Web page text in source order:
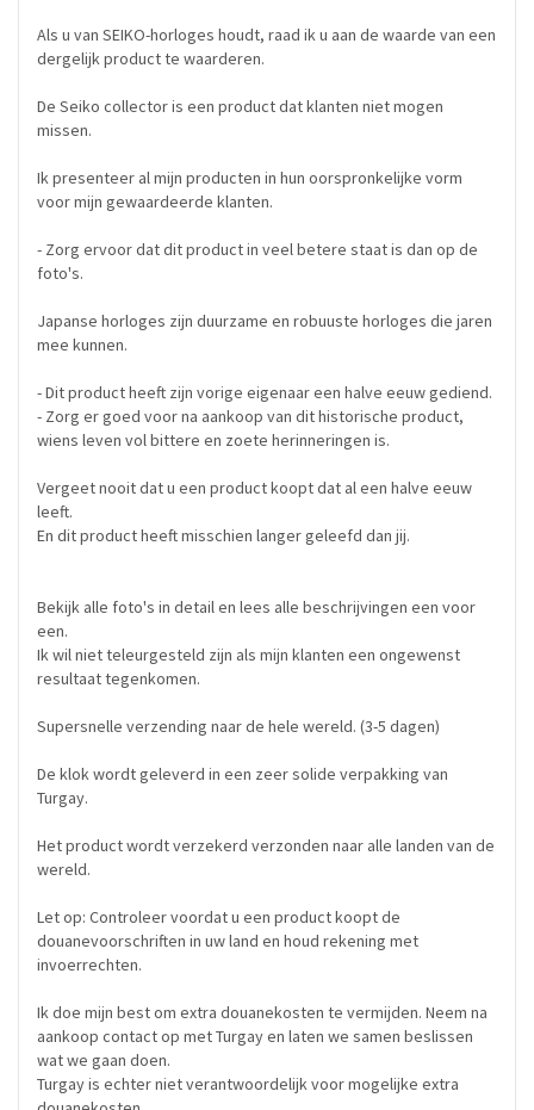
Als u van SEIKO-horloges houdt, raad ik u aan de waarde van een
dergelijk product te waarderen.
De Seiko collector is een product dat klanten niet mogen
missen.
Ik presenteer al mijn producten in hun oorspronkelijke vorm
voor mijn gewaardeerde klanten.
- Zorg ervoor dat dit product in veel betere staat is dan op de
foto's.
Japanse horloges zijn duurzame en robuuste horloges die jaren
mee kunnen.
- Dit product heeft zijn vorige eigenaar een halve eeuw gediend.
- Zorg er goed voor na aankoop van dit historische product,
wiens leven vol bittere en zoete herinneringen is.
Vergeet nooit dat u een product koopt dat al een halve eeuw
leeft.
En dit product heeft misschien langer geleefd dan jij.
Bekijk alle foto's in detail en lees alle beschrijvingen een voor
een.
Ik wil niet teleurgesteld zijn als mijn klanten een ongewenst
resultaat tegenkomen.
Supersnelle verzending naar de hele wereld. (3-5 dagen)
De klok wordt geleverd in een zeer solide verpakking van
Turgay.
Het product wordt verzekerd verzonden naar alle landen van de
wereld.
Let op: Controleer voordat u een product koopt de
douanevoorschriften in uw land en houd rekening met
invoerrechten.
Ik doe mijn best om extra douanekosten te vermijden. Neem na
aankoop contact op met Turgay en laten we samen beslissen
wat we gaan doen.
Turgay is echter niet verantwoordelijk voor mogelijke extra